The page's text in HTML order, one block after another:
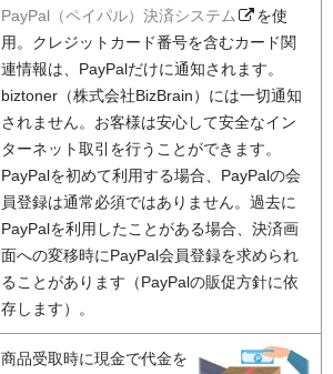
PayPal（ペイパル）決済システム
を使
用。クレジットカード番号を含むカード関
連情報は、PayPalだけに通知されます。
biztoner（株式会社BizBrain）には一切通知
されません。お客様は安心して安全なイン
ターネット取引を行うことができます。
PayPalを初めて利用する場合、PayPalの会
員登録は通常必須ではありません。過去に
PayPalを利用したことがある場合、決済画
面への変移時にPayPal会員登録を求められ
ることがあります（PayPalの販促方針に依
存します）。
商品受取時に現金で代金を